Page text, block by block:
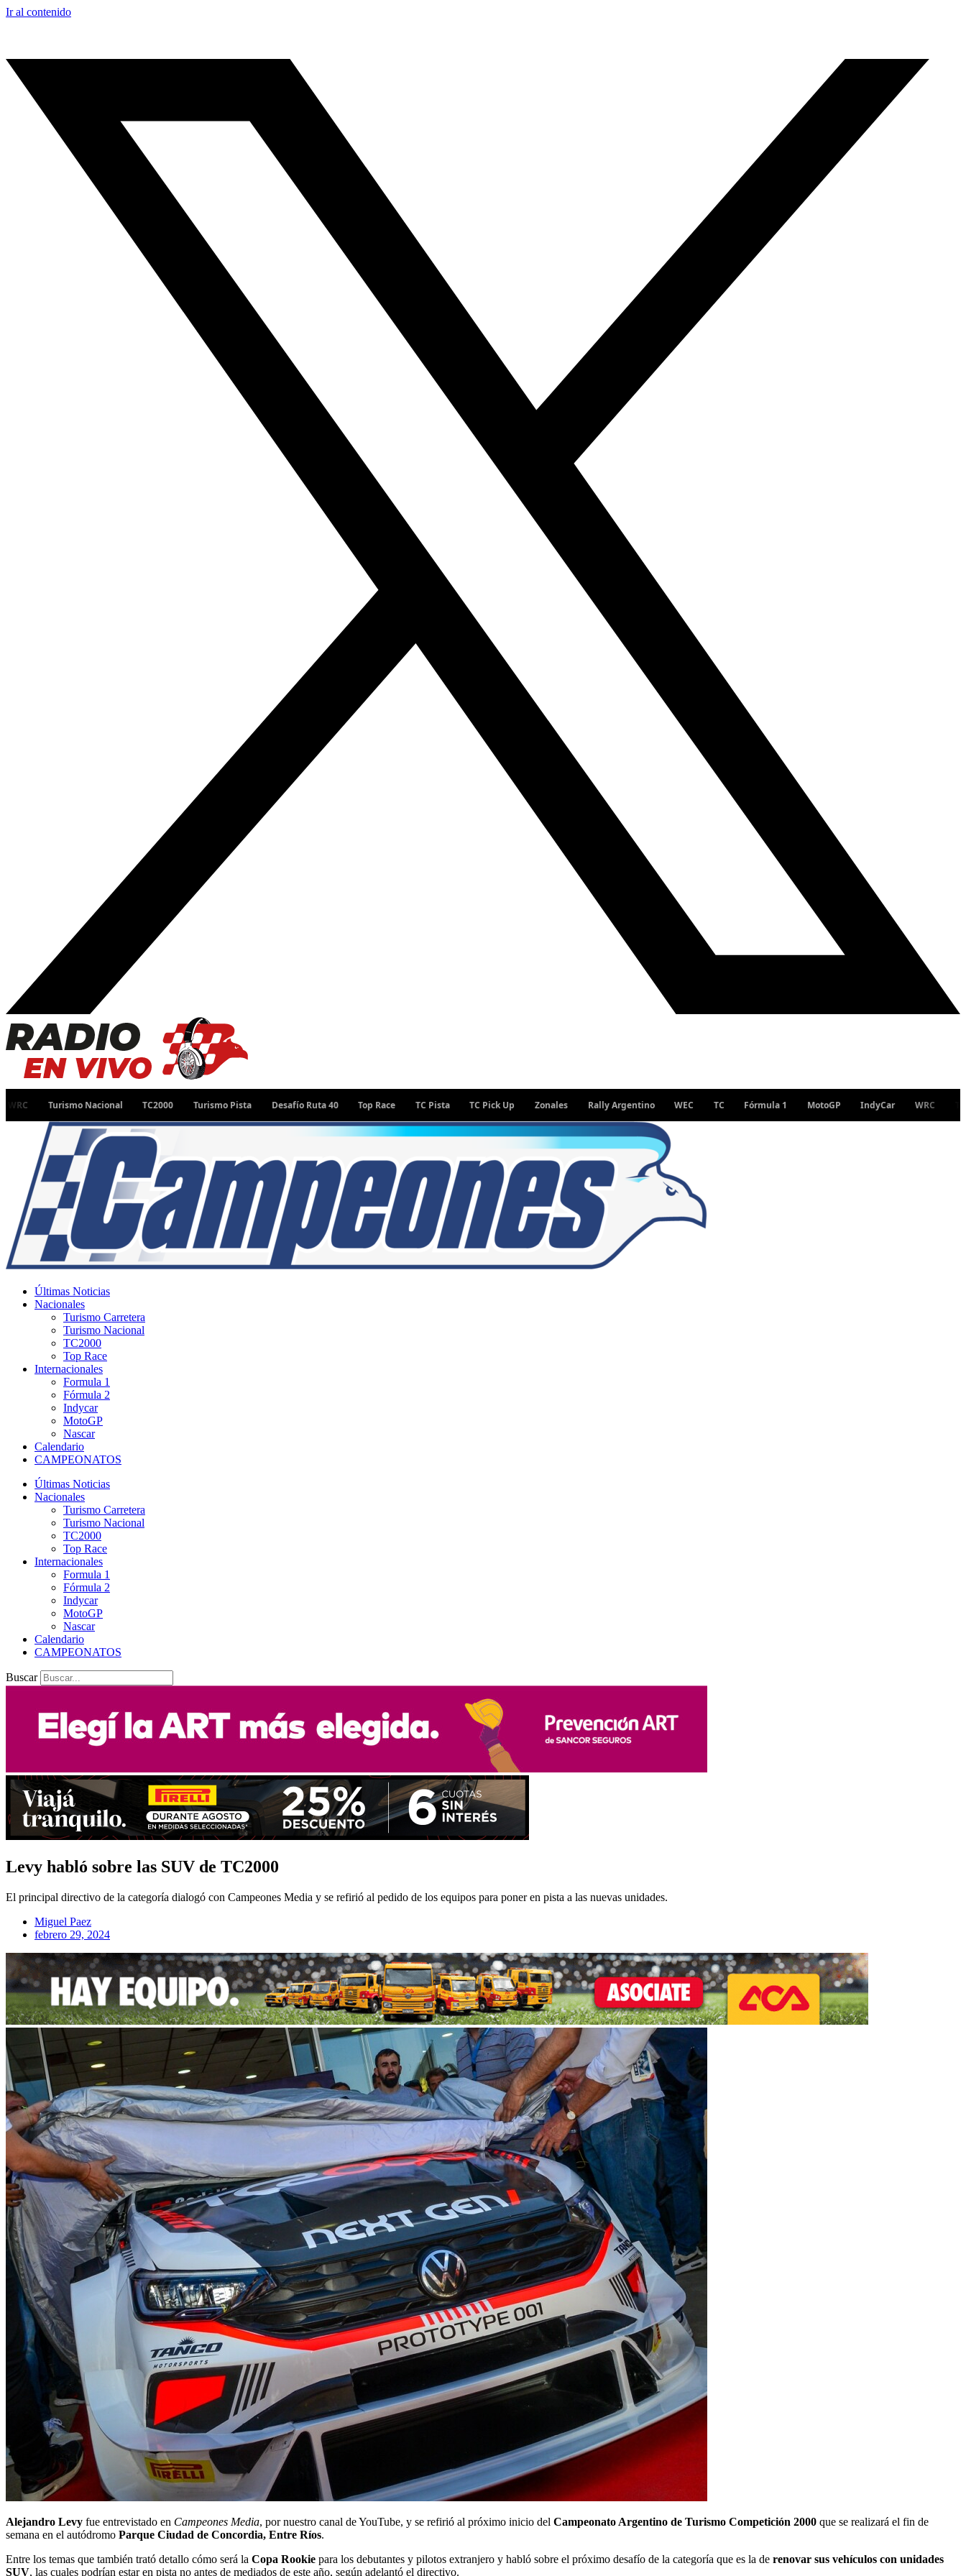
Ir al contenido
Turismo Nacional TC2000 Turismo Pista Desafío Ruta 40 Top Race TC Pista TC Pick Up Zonales Rally Argentino WEC TC Fórmula 1 MotoGP IndyCar WRC Turismo
Últimas Noticias
Nacionales
Turismo Carretera
Turismo Nacional
TC2000
Top Race
Internacionales
Formula 1
Fórmula 2
Indycar
MotoGP
Nascar
Calendario
CAMPEONATOS
Últimas Noticias
Nacionales
Turismo Carretera
Turismo Nacional
TC2000
Top Race
Internacionales
Formula 1
Fórmula 2
Indycar
MotoGP
Nascar
Calendario
CAMPEONATOS
Buscar
Levy habló sobre las SUV de TC2000
El principal directivo de la categoría dialogó con Campeones Media y se refirió al pedido de los equipos para poner en pista a las nuevas unidades.
Miguel Paez
febrero 29, 2024
Alejandro Levy fue entrevistado en Campeones Media, por nuestro canal de YouTube, y se refirió al próximo inicio del Campeonato Argentino de Turismo Competición 2000 que se realizará el fin de
semana en el autódromo Parque Ciudad de Concordia, Entre Ríos.
Entre los temas que también trató detallo cómo será la Copa Rookie para los debutantes y pilotos extranjero y habló sobre el próximo desafío de la categoría que es la de renovar sus vehículos con unidades
SUV, las cuales podrían estar en pista no antes de mediados de este año, según adelantó el directivo.